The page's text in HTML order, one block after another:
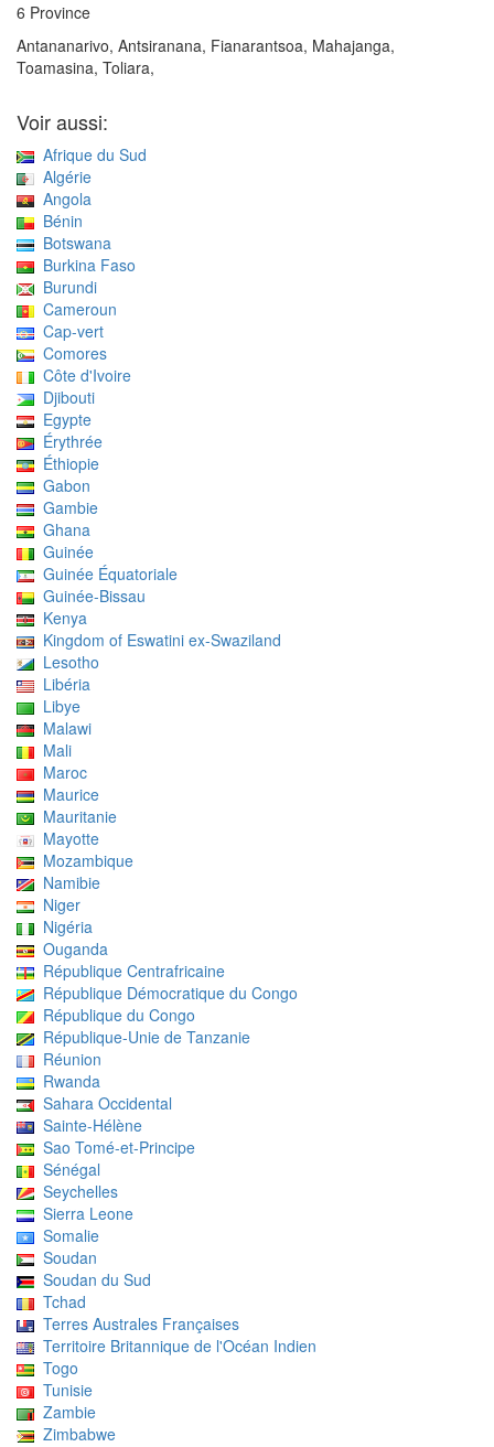
6 Province
Antananarivo, Antsiranana, Fianarantsoa, Mahajanga,
Toamasina, Toliara,
Voir aussi:
Afrique du Sud
Algérie
Angola
Bénin
Botswana
Burkina Faso
Burundi
Cameroun
Cap-vert
Comores
Côte d'Ivoire
Djibouti
Egypte
Érythrée
Éthiopie
Gabon
Gambie
Ghana
Guinée
Guinée Équatoriale
Guinée-Bissau
Kenya
Kingdom of Eswatini ex-Swaziland
Lesotho
Libéria
Libye
Malawi
Mali
Maroc
Maurice
Mauritanie
Mayotte
Mozambique
Namibie
Niger
Nigéria
Ouganda
République Centrafricaine
République Démocratique du Congo
République du Congo
République-Unie de Tanzanie
Réunion
Rwanda
Sahara Occidental
Sainte-Hélène
Sao Tomé-et-Principe
Sénégal
Seychelles
Sierra Leone
Somalie
Soudan
Soudan du Sud
Tchad
Terres Australes Françaises
Territoire Britannique de l'Océan Indien
Togo
Tunisie
Zambie
Zimbabwe